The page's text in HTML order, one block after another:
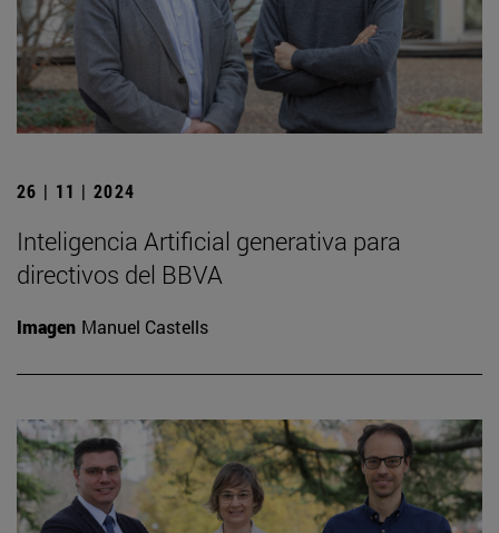
26 | 11 | 2024
Inteligencia Artificial generativa para
directivos del BBVA
Imagen Manuel Castells